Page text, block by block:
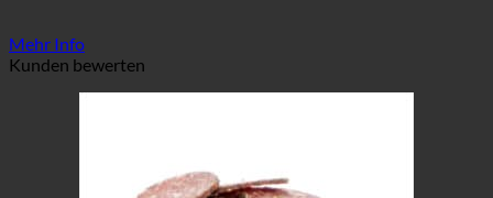
Mehr Info
Kunden bewerten